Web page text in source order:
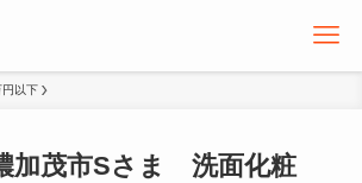
以下
加茂市Sさま 洗面化粧